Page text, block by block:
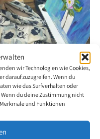
wir Technologien wie Cookies,
darauf zuzugreifen. Wenn du
wie das Surfverhalten oder
du deine Zustimmung nicht
und Funktionen
«Kunst
beiden Art-Workshops
Das grosse Motto des